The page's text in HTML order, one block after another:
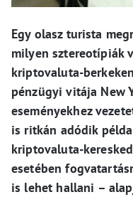
Egy olasz turista
milyen sztereotípiák
kriptovaluta-
pénzügyi vitája New
eseményekhez
is ritkán adódik
kriptovaluta-
esetében
is lehet hallani –